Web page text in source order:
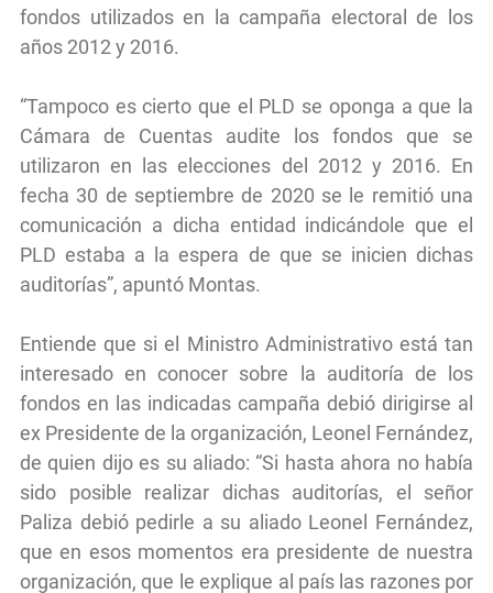
fondos utilizados en la campaña electoral de los
años 2012 y 2016.
“Tampoco es cierto que el PLD se oponga a que la
Cámara de Cuentas audite los fondos que se
utilizaron en las elecciones del 2012 y 2016. En
fecha 30 de septiembre de 2020 se le remitió una
comunicación a dicha entidad indicándole que el
PLD estaba a la espera de que se inicien dichas
auditorías”, apuntó Montas.
Entiende que si el Ministro Administrativo está tan
interesado en conocer sobre la auditoría de los
fondos en las indicadas campaña debió dirigirse al
ex Presidente de la organización, Leonel Fernández,
de quien dijo es su aliado: “Si hasta ahora no había
sido posible realizar dichas auditorías, el señor
Paliza debió pedirle a su aliado Leonel Fernández,
que en esos momentos era presidente de nuestra
organización, que le explique al país las razones por